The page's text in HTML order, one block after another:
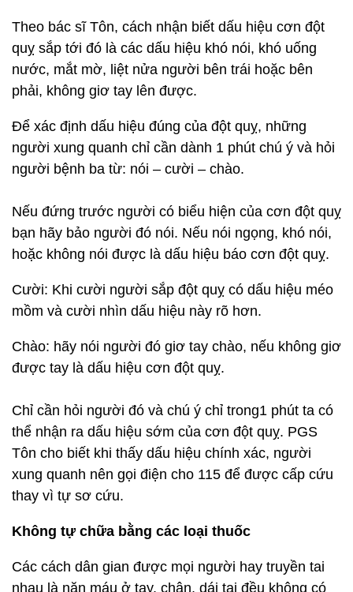
Theo bác sĩ Tôn, cách nhận biết dấu hiệu cơn đột
quỵ sắp tới đó là các dấu hiệu khó nói, khó uống
nước, mắt mờ, liệt nửa người bên trái hoặc bên
phải, không giơ tay lên được.
Để xác định dấu hiệu đúng của đột quỵ, những
người xung quanh chỉ cần dành 1 phút chú ý và hỏi
người bệnh ba từ: nói – cười – chào.
Nếu đứng trước người có biểu hiện của cơn đột quỵ
bạn hãy bảo người đó nói. Nếu nói ngọng, khó nói,
hoặc không nói được là dấu hiệu báo cơn đột quỵ.
Cười: Khi cười người sắp đột quỵ có dấu hiệu méo
mồm và cười nhìn dấu hiệu này rõ hơn.
Chào: hãy nói người đó giơ tay chào, nếu không giơ
được tay là dấu hiệu cơn đột quỵ.
Chỉ cần hỏi người đó và chú ý chỉ trong1 phút ta có
thể nhận ra dấu hiệu sớm của cơn đột quỵ. PGS
Tôn cho biết khi thấy dấu hiệu chính xác, người
xung quanh nên gọi điện cho 115 để được cấp cứu
thay vì tự sơ cứu.
Không tự chữa bằng các loại thuốc
Các cách dân gian được mọi người hay truyền tai
nhau là nặn máu ở tay, chân, dái tai đều không có